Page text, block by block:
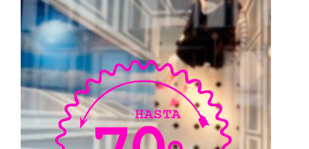
40,00€
ESTE
PRODUCTO
TIENE